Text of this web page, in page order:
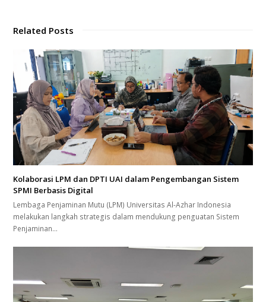
Related Posts
Kolaborasi LPM dan DPTI UAI dalam Pengembangan Sistem
SPMI Berbasis Digital
Lembaga Penjaminan Mutu (LPM) Universitas Al-Azhar Indonesia
melakukan langkah strategis dalam mendukung penguatan Sistem
Penjaminan…